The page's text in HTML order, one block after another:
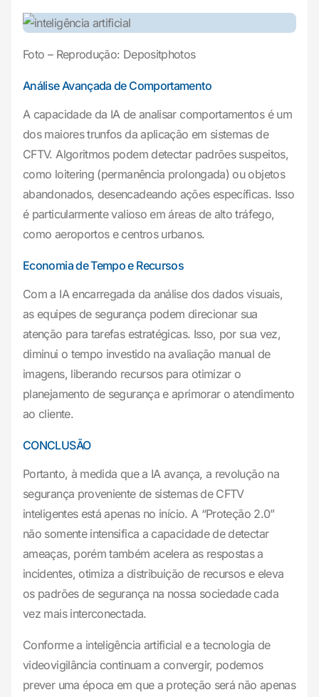
Foto – Reprodução: Depositphotos
Análise Avançada de Comportamento
A capacidade da IA de analisar comportamentos é um
dos maiores trunfos da aplicação em sistemas de
CFTV. Algoritmos podem detectar padrões suspeitos,
como loitering (permanência prolongada) ou objetos
abandonados, desencadeando ações específicas. Isso
é particularmente valioso em áreas de alto tráfego,
como aeroportos e centros urbanos.
Economia de Tempo e Recursos
Com a IA encarregada da análise dos dados visuais,
as equipes de segurança podem direcionar sua
atenção para tarefas estratégicas. Isso, por sua vez,
diminui o tempo investido na avaliação manual de
imagens, liberando recursos para otimizar o
planejamento de segurança e aprimorar o atendimento
ao cliente.
CONCLUSÃO
Portanto, à medida que a IA avança, a revolução na
segurança proveniente de sistemas de CFTV
inteligentes está apenas no início. A “Proteção 2.0”
não somente intensifica a capacidade de detectar
ameaças, porém também acelera as respostas a
incidentes, otimiza a distribuição de recursos e eleva
os padrões de segurança na nossa sociedade cada
vez mais interconectada.
Conforme a inteligência artificial e a tecnologia de
videovigilância continuam a convergir, podemos
prever uma época em que a proteção será não apenas